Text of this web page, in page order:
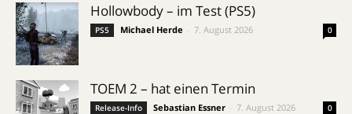
Hollowbody – im Test (PS5)
PS5 Michael Herde 7. August 2026 0
TOEM 2 – hat einen Termin
Release-Info Sebastian Essner 7. August 2026 0